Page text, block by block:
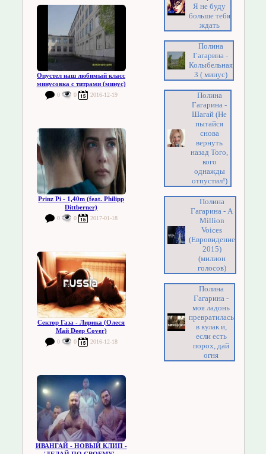
Опустел наш любимый класс
минусовка с титрами (минус)
0 0 2016-12-19
Prinz Pi - 1,40m (feat. Philipp
Dittberner)
0 0 2017-01-18
Сектор Газа - Лирика (Олеся
Май Deep Cover)
0 0 2016-12-18
ИВАНГАЙ - НОВЫЙ КЛИП -
Я не буду
больше тебя
ждать
Полина
Гагарина -
Колыбельная
3 ( минус)
Полина
Гагарина -
Шагай (Не
пытайся
снова
вернуть
назад Того,
кого
однажды
отпустил!)
Полина
Гагарина - A
Million
Voices
(Евровидение
2015)
(милион
голосов)
Полина
Гагарина -
моя ладонь
превратилась
в кулак и,
если есть
порох, дай
огня